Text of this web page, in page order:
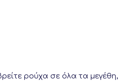
ρούχα σε όλα τα μεγέθη,